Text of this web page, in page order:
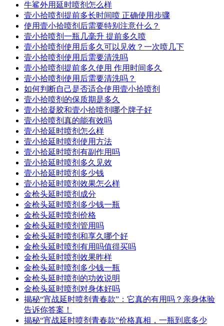
牛鲨外用延时喷剂怎么样
壹小拾喷剂提前多长时间喷 正确使用步骤
使用壹小拾喷剂后需要特别注意什么？
壹小拾喷剂一瓶几毫升 提前多久喷
壹小拾喷剂使用后多久可以见效？一次喷几下
壹小拾喷剂使用后需要清洗吗
壹小拾喷剂提前多久使用 作用时间多久
壹小拾喷剂使用后需要清洗吗？
如何判断自己是否适合使用壹小拾喷剂
壹小拾喷剂的保质期是多久
壹小拾凝胶和壹小拾喷剂哪个牌子好
壹小拾喷剂真的能有效吗
壹小拾延时喷剂怎么样
壹小拾延时喷剂使用方法
壹小拾延时喷剂有副作用吗
壹小拾延时喷剂多久见效
壹小拾延时喷剂多少钱
壹小拾延时喷剂效果怎么样
金枪头延时喷剂成分
金枪头延时喷剂多少钱一瓶
金枪头延时喷剂价格
金枪头延时喷剂管用吗
金枪头延时喷剂和享久哪个好
金枪头延时喷剂有用吗值得买吗
金枪头延时喷剂效果昨样
金枪头延时喷剂多少钱一瓶
金枪头延时喷剂的功效说明
金枪头延时喷剂对身体好吗
揭秘“宵战延时喷剂青春款”：它真的有用吗？亲身体验
告诉你答案！
揭秘“宵战延时喷剂青春款”价格真相，一瓶到底多少